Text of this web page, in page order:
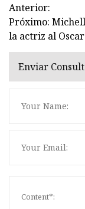
Anterior:
Próximo:
la actriz al
Enviar